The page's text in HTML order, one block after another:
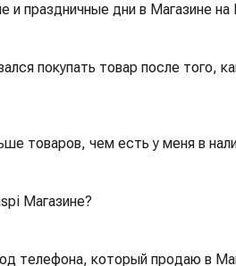
и праздничные дни в Магазине на
покупать товар после того,
товаров, чем есть у меня в
Магазине?
телефона, который продаю в